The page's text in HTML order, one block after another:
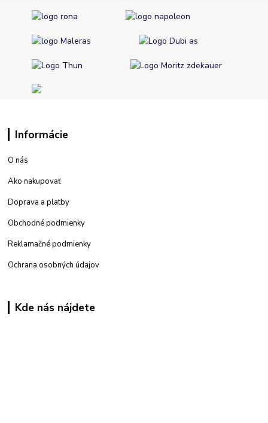
Informácie
O nás
Ako nakupovať
Doprava a platby
Obchodné podmienky
Reklamačné podmienky
Ochrana osobných údajov
Kde nás nájdete